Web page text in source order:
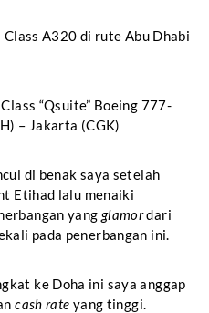
A320 di rute Abu Dhabi
“Qsuite” Boeing 777-
– Jakarta (CGK)
di benak saya setelah
Etihad lalu menaiki
yang glamordari
pada penerbangan ini.
ke Doha ini saya anggap
cash rate yang tinggi.